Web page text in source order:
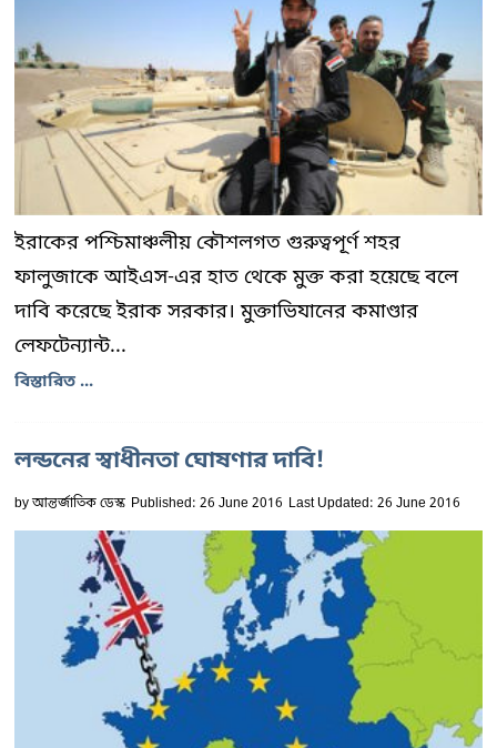
ইরাকের পশ্চিমাঞ্চলীয় কৌশলগত গুরুত্বপূর্ণ শহর
ফালুজাকে আইএস-এর হাত থেকে মুক্ত করা হয়েছে বলে
দাবি করেছে ইরাক সরকার। মুক্তাভিযানের কমাণ্ডার
লেফটেন্যান্ট...
বিস্তারিত ...
লন্ডনের স্বাধীনতা ঘোষণার দাবি!
byআন্তর্জাতিক ডেস্ক Published: 26 June 2016 Last Updated: 26 June 2016